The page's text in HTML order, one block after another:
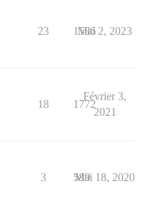
23 1586
Mai 2, 2023
18 1772
Février 3,
2021
3 589
Mai 18, 2020